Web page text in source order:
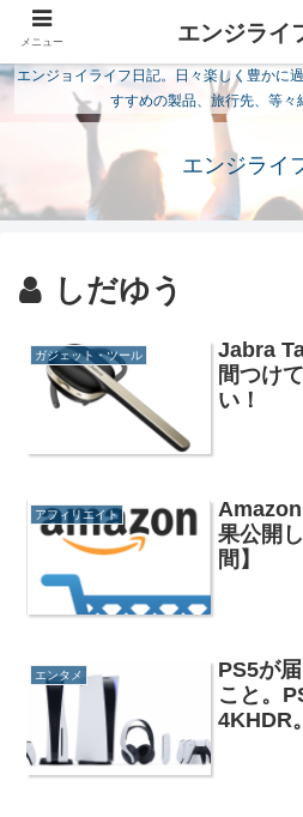
エンジョイライフ日記。日々楽しく豊かに
すすめの製品、旅行先、等々
エンジライ
しだゆう
ガジェット・ツール
Jabra
間つけ
い！
アフィリエイト
果公開
間】
エンタメ
PS5が
こと。
4KHDR。
メニュー エンジライ